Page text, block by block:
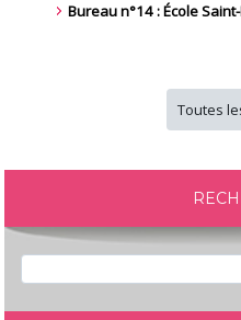
Bureau n°14 : École
Toutes